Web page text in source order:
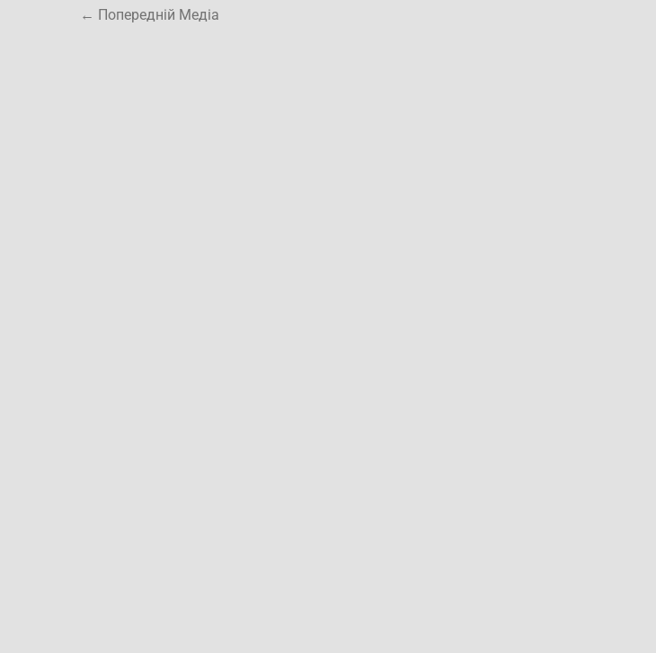
← Попередній Медіа